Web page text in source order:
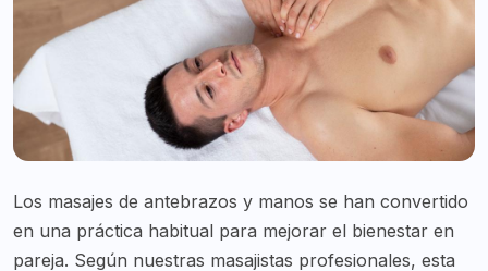
Los masajes de antebrazos y manos se han convertido
en una práctica habitual para mejorar el bienestar en
pareja. Según nuestras masajistas profesionales, esta